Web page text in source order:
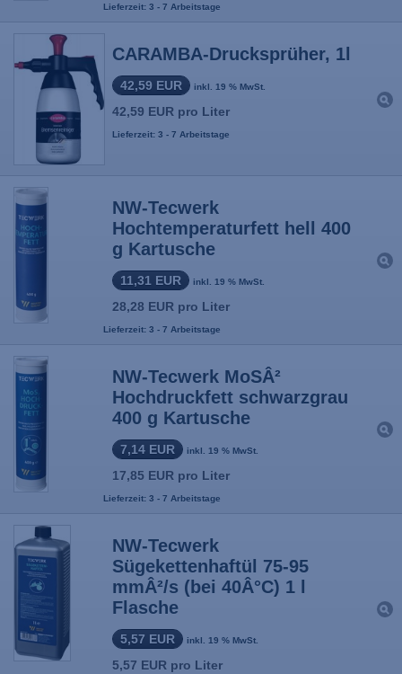
Lieferzeit: 3 - 7 Arbeitstage
CARAMBA-Drucksprüher, 1l
42,59 EUR inkl. 19 % MwSt.
42,59 EUR pro Liter
Lieferzeit: 3 - 7 Arbeitstage
NW-Tecwerk
Hochtemperaturfett hell 400
g Kartusche
11,31 EUR inkl. 19 % MwSt.
28,28 EUR pro Liter
Lieferzeit: 3 - 7 Arbeitstage
NW-Tecwerk MoSÂ²
Hochdruckfett schwarzgrau
400 g Kartusche
7,14 EUR inkl. 19 % MwSt.
17,85 EUR pro Liter
Lieferzeit: 3 - 7 Arbeitstage
NW-Tecwerk
Sügekettenhaftül 75-95
mmÂ²/s (bei 40Â°C) 1 l
Flasche
5,57 EUR inkl. 19 % MwSt.
5,57 EUR pro Liter